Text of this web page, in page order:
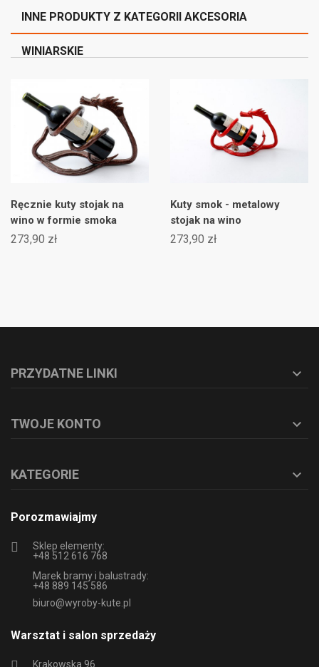
INNE PRODUKTY Z KATEGORII AKCESORIA
WINIARSKIE
Ręcznie kuty stojak na
wino w formie smoka
273,90 zł
Kuty smok - metalowy
stojak na wino
273,90 zł
PRZYDATNE LINKI 
TWOJE KONTO 
KATEGORIE 
Porozmawiajmy
Sklep elementy:
+48 512 616 768
Marek bramy i balustrady:
+48 889 145 586
biuro@wyroby-kute.pl
Warsztat i salon sprzedaży
Krakowska 96